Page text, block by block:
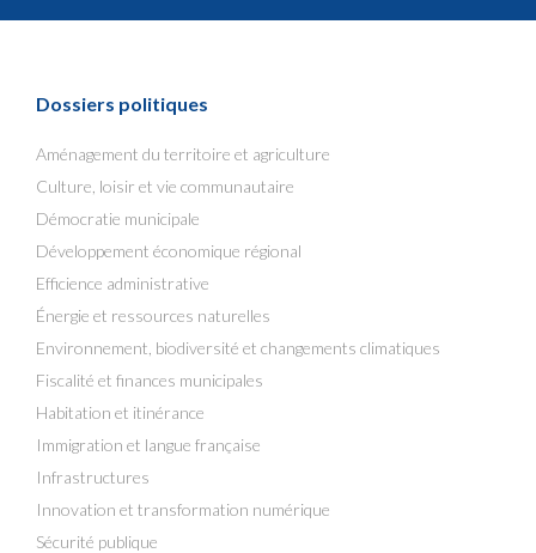
Dossiers politiques
Aménagement du territoire et agriculture
Culture, loisir et vie communautaire
Démocratie municipale
Développement économique régional
Efficience administrative
Énergie et ressources naturelles
Environnement, biodiversité et changements climatiques
Fiscalité et finances municipales
Habitation et itinérance
Immigration et langue française
Infrastructures
Innovation et transformation numérique
Sécurité publique